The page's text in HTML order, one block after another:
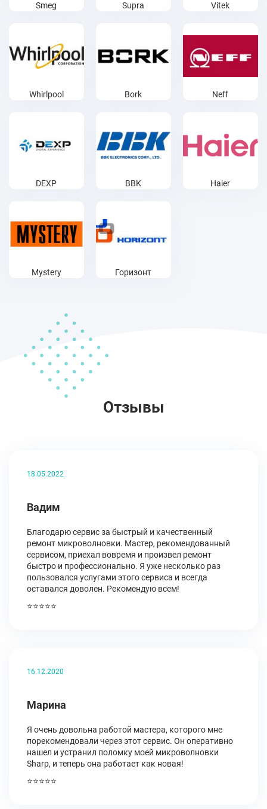
Smeg Supra Vitek
Whirlpool Bork Neff
DEXP BBK Haier
Mystery Горизонт
Отзывы
18.05.2022
Вадим
Благодарю сервис за быстрый и качественный
ремонт микроволновки. Мастер, рекомендованный
сервисом, приехал вовремя и произвел ремонт
быстро и профессионально. Я уже несколько раз
пользовался услугами этого сервиса и всегда
оставался доволен. Рекомендую всем!
⭐⭐⭐⭐⭐
16.12.2020
Марина
Я очень довольна работой мастера, которого мне
порекомендовали через этот сервис. Он оперативно
нашел и устранил поломку моей микроволновки
Sharp, и теперь она работает как новая!
⭐⭐⭐⭐⭐